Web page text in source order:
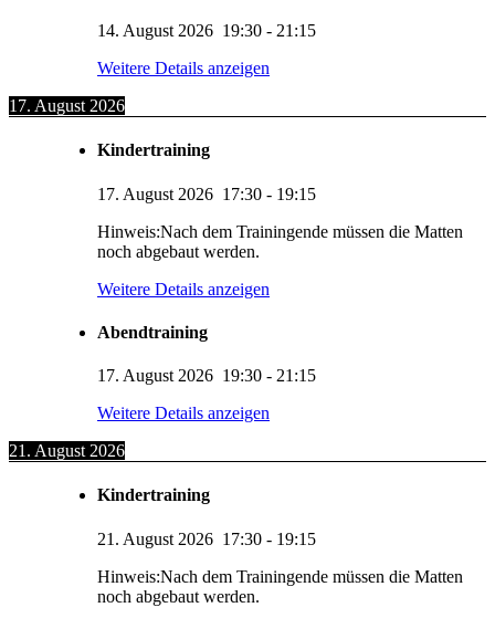
14. August 2026 19:30 - 21:15
Weitere Details anzeigen
17. August 2026
Kindertraining
17. August 2026 17:30 - 19:15
Hinweis:Nach dem Trainingende müssen die Matten
noch abgebaut werden.
Weitere Details anzeigen
Abendtraining
17. August 2026 19:30 - 21:15
Weitere Details anzeigen
21. August 2026
Kindertraining
21. August 2026 17:30 - 19:15
Hinweis:Nach dem Trainingende müssen die Matten
noch abgebaut werden.